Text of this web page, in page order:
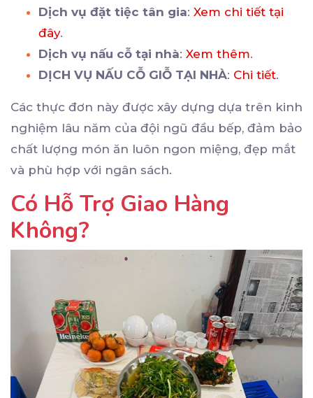
Dịch vụ đặt tiệc tân gia: Xem chi tiết tại
đây.
Dịch vụ nấu cỗ tại nhà: Xem thêm.
DỊCH VỤ NẤU CỖ GIỖ TẠI NHÀ: Chi tiết.
Các thực đơn này được xây dựng dựa trên kinh
nghiệm lâu năm của đội ngũ đầu bếp, đảm bảo
chất lượng món ăn luôn ngon miệng, đẹp mắt
và phù hợp với ngân sách.
Có Hỗ Trợ Giao Hàng
Không?